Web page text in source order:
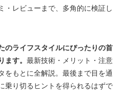
・レビューまで、多角的に検証し
のライフスタイルにぴったりの首
ます。 最新技術・メリット・注意
をもとに全解説。最後まで目を通
乗り切るヒントを得られるはずで